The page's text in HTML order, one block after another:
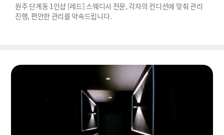
원주 단계동 1인샵 [레드] 스웨디시 전문, 각자의 컨디션에 맞춰 관리
진행, 편안한 관리를 약속드립니다.